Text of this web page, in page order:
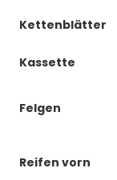
Kettenblätter
Kassette
Felgen
Reifen vorn